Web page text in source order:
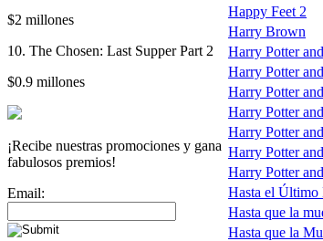
$2 millones
10. The Chosen: Last Supper Part 2
$0.9 millones
¡Recibe nuestras promociones y gana
fabulosos premios!
Email:
Happy Feet 2
Harry Brown
Harry Potter
Harry Potter
Harry Potter
Harry Potter
Harry Potter
Harry Potter
Harry Potter
Hasta el Último
Hasta que la
Hasta que la